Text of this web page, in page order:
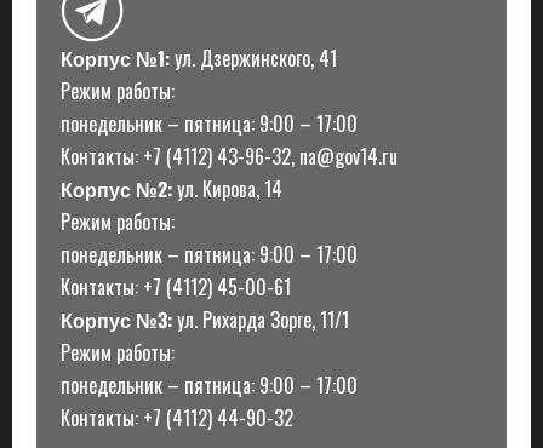
Корпус №1:ул. Дзержинского, 41
Режим работы:
понедельник – пятница: 9:00 – 17:00
Контакты: +7 (4112) 43-96-32, na@gov14.ru
Корпус №2:ул. Кирова, 14
Режим работы:
понедельник – пятница: 9:00 – 17:00
Контакты: +7 (4112) 45-00-61
Корпус №3:ул. Рихарда Зорге, 11/1
Режим работы:
понедельник – пятница: 9:00 – 17:00
Контакты: +7 (4112) 44-90-32